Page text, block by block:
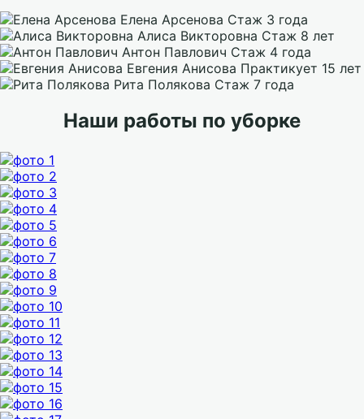
Елена Арсенова Стаж 3 года
Алиса Викторовна Стаж 8 лет
Антон Павлович Стаж 4 года
Евгения Анисова Практикует 15 лет
Рита Полякова Стаж 7 года
Наши работы по уборке